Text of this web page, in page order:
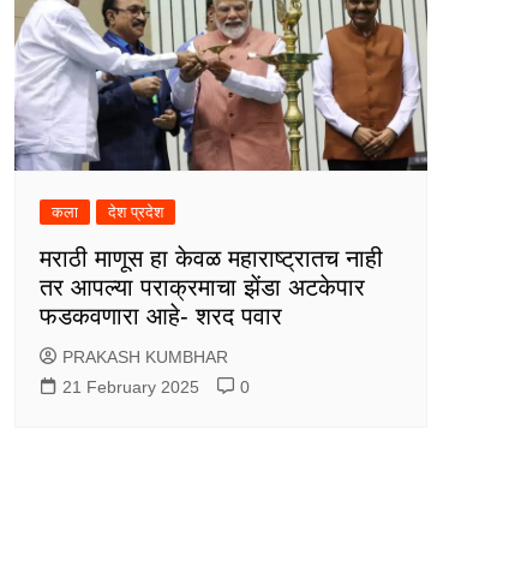
कला देश प्रदेश
मराठी माणूस हा केवळ महाराष्ट्रातच नाही
तर आपल्या पराक्रमाचा झेंडा अटकेपार
फडकवणारा आहे- शरद पवार
PRAKASH KUMBHAR
21 February 2025
0